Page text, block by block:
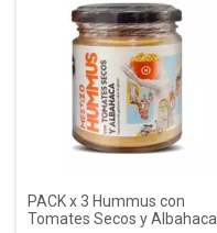
PACK x 3 Hummus con
Tomates Secos y Albahaca